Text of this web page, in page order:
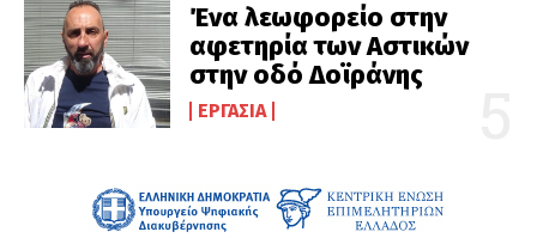
Ένα λεωφορείο στην
αφετηρία των Αστικών
στην οδό Δοϊράνης
ΕΡΓΑΣΊΑ